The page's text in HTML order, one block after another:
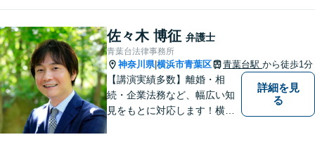
佐々木 博征 弁護士
青葉台法律事務所
神奈川県|横浜市青葉区 青葉台駅 から徒歩1分
【講演実績多数】離婚・相
続・企業法務など、幅広い知
見をもとに対応します！横
詳細を見
る